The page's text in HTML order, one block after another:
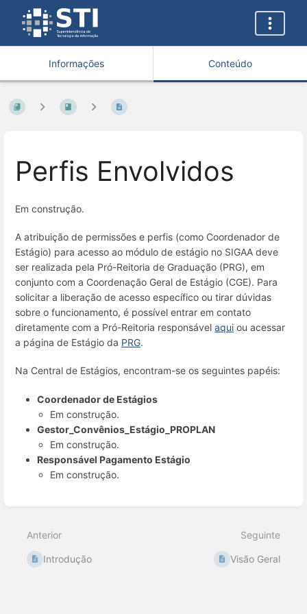
Informações Conteúdo
Perfis Envolvidos
Em construção.
A atribuição de permissões e perfis (como Coordenador de
Estágio) para acesso ao módulo de estágio no SIGAA deve
ser realizada pela Pró-Reitoria de Graduação (PRG), em
conjunto com a Coordenação Geral de Estágio (CGE). Para
solicitar a liberação de acesso específico ou tirar dúvidas
sobre o funcionamento, é possível entrar em contato
diretamente com a Pró-Reitoria responsável aqui ou acessar
a página de Estágio da PRG.
Na Central de Estágios, encontram-se os seguintes papéis:
Coordenador de Estágios
Em construção.
Gestor_Convênios_Estágio_PROPLAN
Em construção.
Responsável Pagamento Estágio
Em construção.
de
seleção
de
Anterior
Introdução
Seguinte
Visão Geral